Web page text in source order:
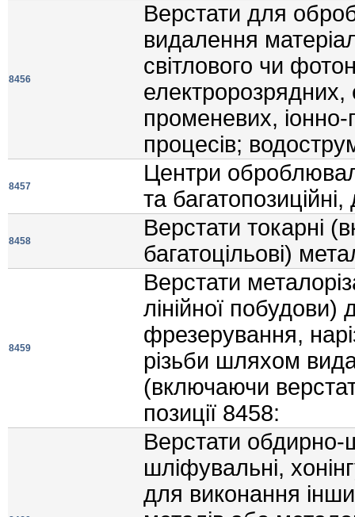
8456
Верстати для
видалення
свiтлового чи
променевих,
процесiв;
8457
Центри
та
8458
Верстати токарнi
багатоцiльовi)
8459
Верстати
лiнiйної побудови)
фрезерування,
рiзьби шляхом
(включаючи
позицiї 8458:
Верстати
шлiфувальнi,
для виконання